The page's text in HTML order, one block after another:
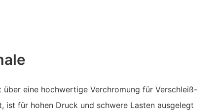
eine hochwertige Verchromung für Verschleiß-
ist für hohen Druck und schwere Lasten ausgelegt